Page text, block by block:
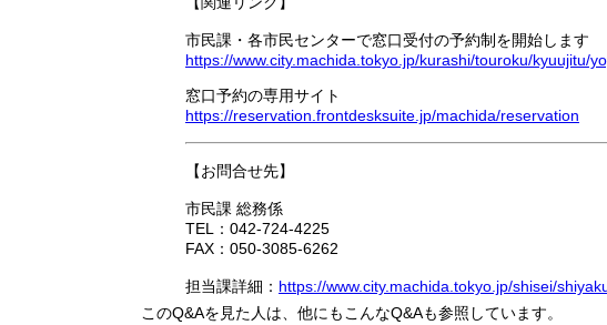
市民課・各市民センターで窓口受付の予約制を開始します
https://www.city.machida.tokyo.jp/kurashi/touroku/kyuujitu/
窓口予約の専用サイト
https://reservation.frontdesksuite.jp/machida/reservation
【お問合せ先】
市民課 総務係
TEL：042-724-4225
FAX：050-3085-6262
担当課詳細： https://www.city.machida.tokyo.jp/shisei/
このQ&Aを見た人は、他にもこんなQ&Aも参照しています。